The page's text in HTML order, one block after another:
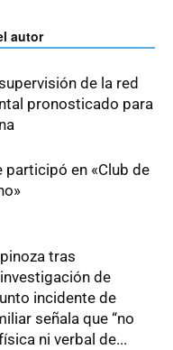
autor
de la red
pronosticado para
participó en «Club de
tras
de
incidente de
señala que “no
ni verbal de...